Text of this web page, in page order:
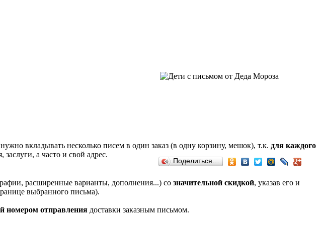
Поделиться…
вкладывать несколько писем в один заказ (в одну корзину, мешок), т.к. для каждого
заслуги, а часто и свой адрес.
расширенные варианты, дополнения...) со значительной скидкой, указав его и
выбранного письма).
номером отправления доставки заказным письмом.